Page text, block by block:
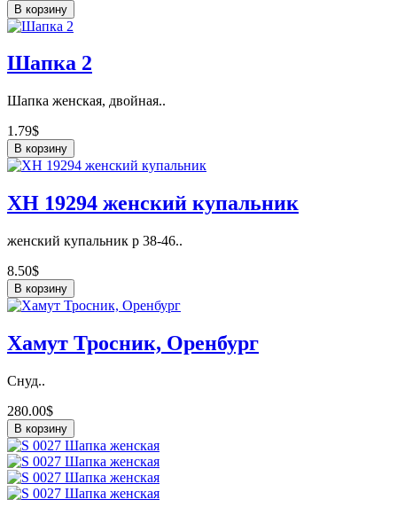
В корзину
Шапка 2
Шапка женская, двойная..
1.79$
В корзину
ХН 19294 женский купальник
женский купальник р 38-46..
8.50$
В корзину
Хамут Тросник, Оренбург
Снуд..
280.00$
В корзину